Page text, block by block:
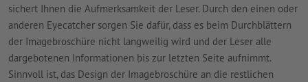
sichert Ihnen die Aufmerksamkeit der Leser. Durch den einen oder
anderen Eyecatcher sorgen Sie dafür, dass es beim Durchblättern
der Imagebroschüre nicht langweilig wird und der Leser alle
dargebotenen Informationen bis zur letzten Seite aufnimmt.
Sinnvoll ist, das Design der Imagebroschüre an die restlichen